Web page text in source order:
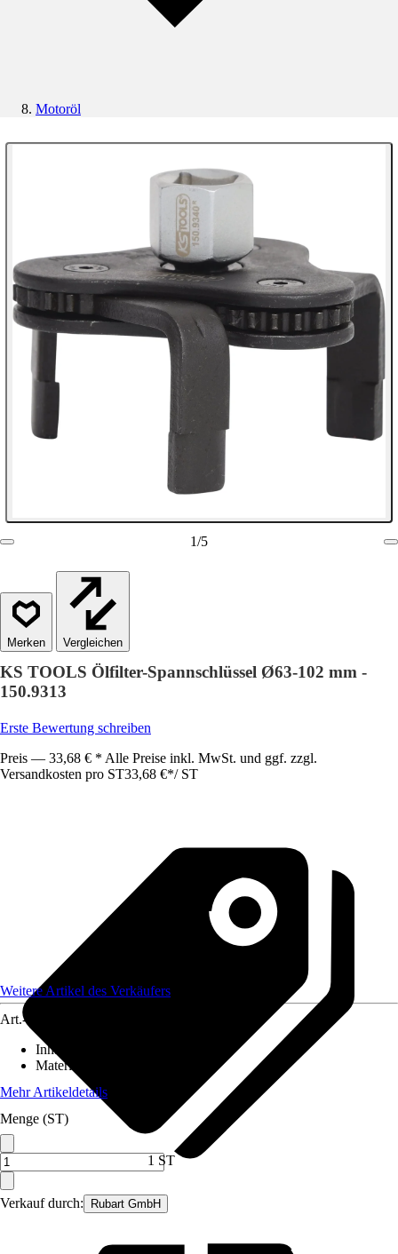
Motoröl
1/5
Vergleichen
KS TOOLS Ölfilter-Spannschlüssel Ø63-102 mm -
150.9313
Erste Bewertung schreiben
Preis — 33,68 € * Alle Preise inkl. MwSt. und ggf. zzgl.
Versandkosten pro ST33,68 €*/ ST
Verkauf durch: Rubart GmbH
Weitere Artikel des Verkäufers
Art.-Nr.
Inhalt
Material
Mehr Artikeldetails
Menge (ST)
1 ST